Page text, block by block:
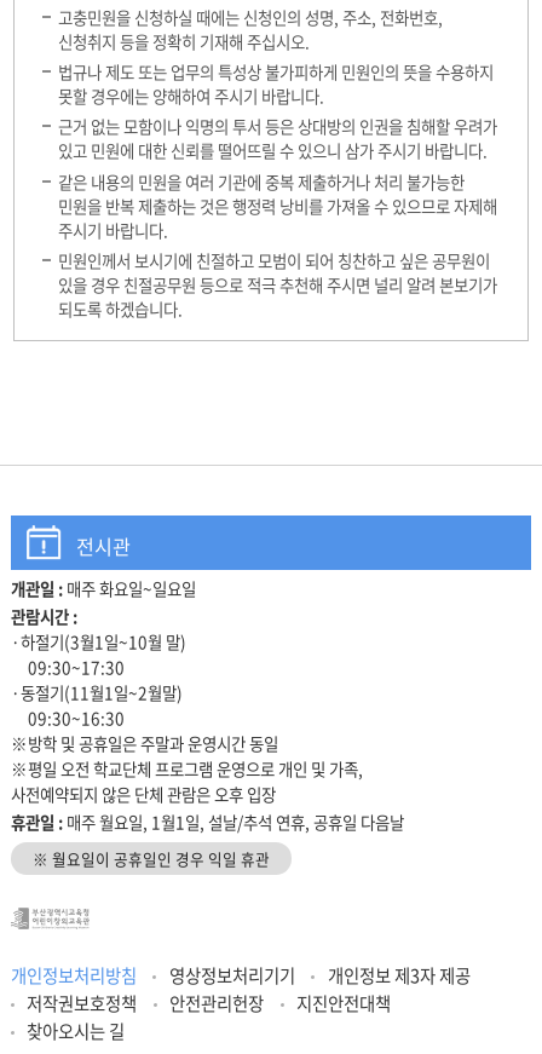
고충민원을 신청하실 때에는 신청인의 성명, 주소, 전화번호,
신청취지 등을 정확히 기재해 주십시오.
법규나 제도 또는 업무의 특성상 불가피하게 민원인의 뜻을 수용하지
못할 경우에는 양해하여 주시기 바랍니다.
근거 없는 모함이나 익명의 투서 등은 상대방의 인권을 침해할 우려가
있고 민원에 대한 신뢰를 떨어뜨릴 수 있으니 삼가 주시기 바랍니다.
같은 내용의 민원을 여러 기관에 중복 제출하거나 처리 불가능한
민원을 반복 제출하는 것은 행정력 낭비를 가져올 수 있으므로 자제해
주시기 바랍니다.
민원인께서 보시기에 친절하고 모범이 되어 칭찬하고 싶은 공무원이
있을 경우 친절공무원 등으로 적극 추천해 주시면 널리 알려 본보기가
되도록 하겠습니다.
전시관
관람안내
개관일 :매주 화요일~일요일
관람시간 :
·하절기(3월1일~10월 말)
09:30~17:30
·동절기(11월1일~2월말)
09:30~16:30
※방학 및 공휴일은 주말과 운영시간 동일
※평일 오전 학교단체 프로그램 운영으로 개인 및 가족,
사전예약되지 않은 단체 관람은 오후 입장
휴관일 :매주 월요일, 1월1일, 설날/추석 연휴, 공휴일 다음날
※ 월요일이 공휴일인 경우 익일 휴관
개인정보처리방침 영상정보처리기기
개인정보 제3자 제공
저작권보호정책
안전관리헌장
지진안전대책
찾아오시는 길